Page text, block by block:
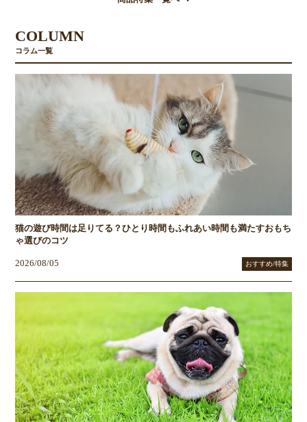
COLUMN
コラム一覧
猫の遊び時間は足りてる？ひとり時間もふれあい時間も満たすおもち
ゃ選びのコツ
2026/08/05 おすすめ/特集